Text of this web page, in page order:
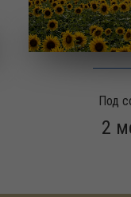
Под
2